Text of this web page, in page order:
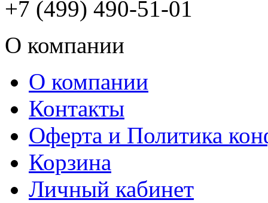
+7 (499) 490-51-01
О компании
О компании
Контакты
Оферта и Политика
Корзина
Личный кабинет